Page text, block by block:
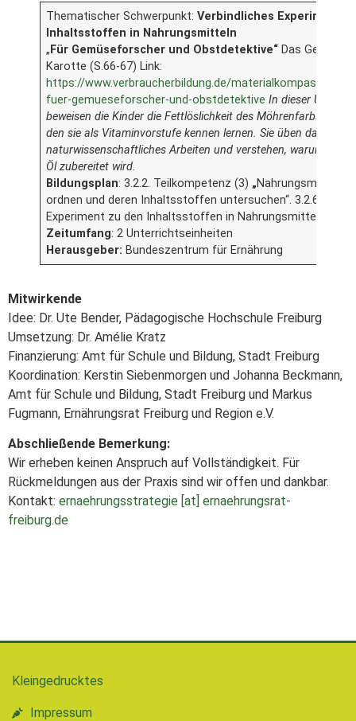
Thematischer Schwerpunkt:Verbindliches Experiment
Inhaltsstoffen in Nahrungsmitteln
„ Für Gemüseforscher und Obstdetektive“ Das
Karotte (S.66-67) Link:
https://www.verbraucherbildung.de/materialkompass/
fuer-gemueseforscher-und-obstdetektive In dieser
beweisen die Kinder die Fettlöslichkeit des Möhrenfarbstoffs
den sie als Vitaminvorstufe kennen lernen. Sie üben dabei
naturwissenschaftliches Arbeiten und verstehen, warum
Öl zubereitet wird.
Bildungsplan: 3.2.2. Teilkompetenz (3) „Nahrungsmittel
ordnen und deren Inhaltsstoffen untersuchen“. 3.2.6.
Experiment zu den Inhaltsstoffen in Nahrungsmitteln“
Zeitumfang: 2 Unterrichtseinheiten
Herausgeber: Bundeszentrum für Ernährung
Mitwirkende
Idee: Dr. Ute Bender, Pädagogische Hochschule Freiburg
Umsetzung: Dr. Amélie Kratz
Finanzierung: Amt für Schule und Bildung, Stadt Freiburg
Koordination: Kerstin Siebenmorgen und Johanna Beckmann,
Amt für Schule und Bildung, Stadt Freiburg und Markus
Fugmann, Ernährungsrat Freiburg und Region e.V.
Abschließende Bemerkung:
Wir erheben keinen Anspruch auf Vollständigkeit. Für
Rückmeldungen aus der Praxis sind wir offen und dankbar.
Kontakt: ernaehrungsstrategie [at] ernaehrungsrat-
freiburg.de
Kleingedrucktes
Impressum